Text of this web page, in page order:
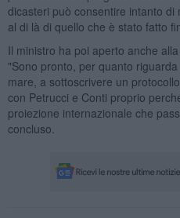
dicasteri può consentire intanto di
al di là di quello che è stato fatto
Il ministro ha poi aperto anche
"Sono pronto, per quanto
mare, a sottoscrivere un
con Petrucci e Conti proprio
proiezione internazionale che
concluso.